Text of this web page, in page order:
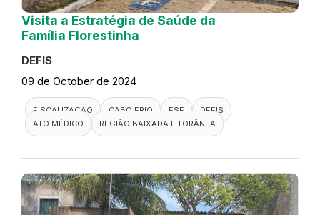
Visita a Estratégia de Saúde da
Família Florestinha
DEFIS
09 de October de 2024
FISCALIZAÇÃO CABO FRIO ESF
DEFIS
ATO MÉDICO
REGIÃO BAIXADA LITORÂNEA